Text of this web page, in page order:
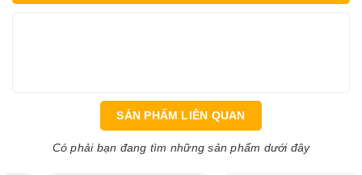
SẢN PHẨM LIÊN QUAN
Có phải bạn đang tìm những sản phẩm dưới đây